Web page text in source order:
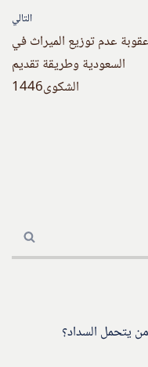
التالي
عقوبة عدم توزيع الميراث في
السعودية وطريقة تقديم
الشكوى1446
يتحمل السداد؟